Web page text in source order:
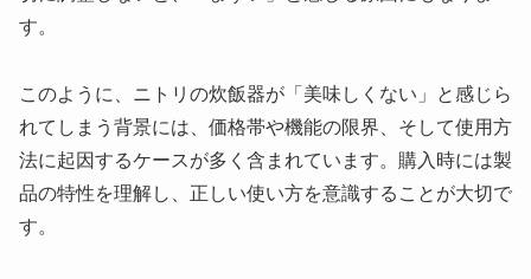
す。
このように、ニトリの炊飯器が「美味しくない」と感じら
れてしまう背景には、価格帯や機能の限界、そして使用方
法に起因するケースが多く含まれています。購入時には製
品の特性を理解し、正しい使い方を意識することが大切で
す。